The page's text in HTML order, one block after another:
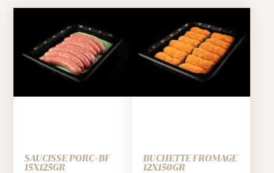
SAUCISSE PORC+BF
15X125GR
BUCHETTE FROMAGE
12X150GR